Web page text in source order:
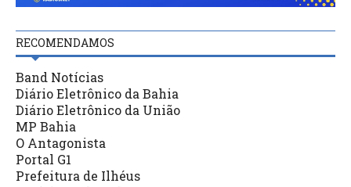
RECOMENDAMOS
Band Notícias
Diário Eletrônico da Bahia
Diário Eletrônico da União
MP Bahia
O Antagonista
Portal G1
Prefeitura de Ilhéus